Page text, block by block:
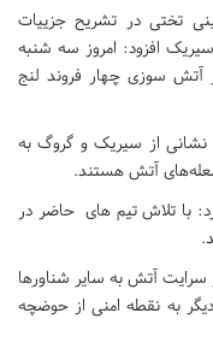
تختی در تشریح جزییات
افزود: امروز سه شنبه
مبنی بر آتش سوزی چهار فروند لنج
نشانی از سیریک و گروگ به
آتش هستند.
با تلاش تیم های حاضر در
آتش به سایر شناورها
به نقطه امنی از حوضچه